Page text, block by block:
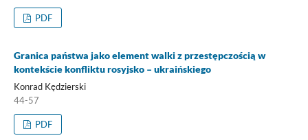
PDF
Granica państwa jako element walki z przestępczością w
kontekście konfliktu rosyjsko – ukraińskiego
Konrad Kędzierski
44-57
PDF